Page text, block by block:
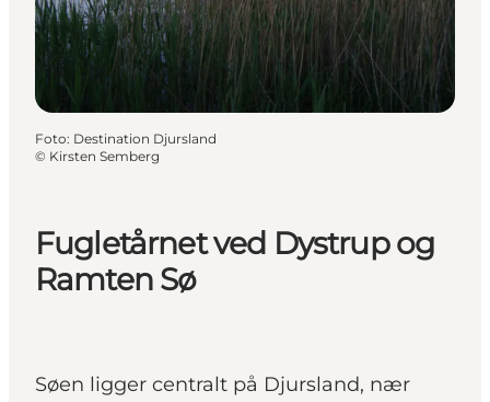
Fugletårnet ved Dystrup og
Ramten Sø
Søen ligger centralt på Djursland, nær
Foto: Destination Djursland
© Kirsten Semberg